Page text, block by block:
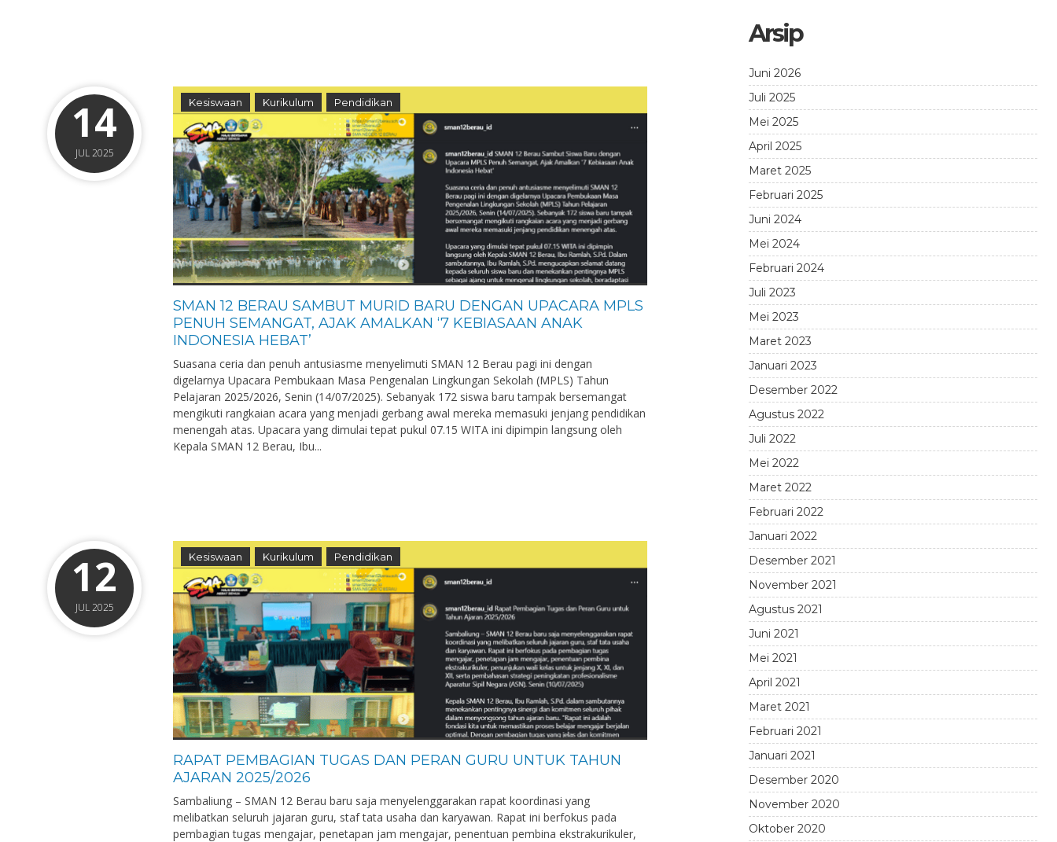
14
JUL 2025
Kesiswaan Kurikulum Pendidikan
SMAN 12 BERAU SAMBUT MURID BARU DENGAN UPACARA MPLS
PENUH SEMANGAT, AJAK AMALKAN ‘7 KEBIASAAN ANAK
INDONESIA HEBAT’
Suasana ceria dan penuh antusiasme menyelimuti SMAN 12 Berau pagi ini dengan
digelarnya Upacara Pembukaan Masa Pengenalan Lingkungan Sekolah (MPLS) Tahun
Pelajaran 2025/2026, Senin (14/07/2025). Sebanyak 172 siswa baru tampak bersemangat
mengikuti rangkaian acara yang menjadi gerbang awal mereka memasuki jenjang pendidikan
menengah atas. Upacara yang dimulai tepat pukul 07.15 WITA ini dipimpin langsung oleh
Kepala SMAN 12 Berau, Ibu...
12
JUL 2025
Kesiswaan Kurikulum Pendidikan
RAPAT PEMBAGIAN TUGAS DAN PERAN GURU UNTUK TAHUN
AJARAN 2025/2026
Sambaliung – SMAN 12 Berau baru saja menyelenggarakan rapat koordinasi yang
melibatkan seluruh jajaran guru, staf tata usaha dan karyawan. Rapat ini berfokus pada
pembagian tugas mengajar, penetapan jam mengajar, penentuan pembina ekstrakurikuler,
Arsip
Juni 2026
Juli 2025
Mei 2025
April 2025
Maret 2025
Februari 2025
Juni 2024
Mei 2024
Februari 2024
Juli 2023
Mei 2023
Maret 2023
Januari 2023
Desember 2022
Agustus 2022
Juli 2022
Mei 2022
Maret 2022
Februari 2022
Januari 2022
Desember 2021
November 2021
Agustus 2021
Juni 2021
Mei 2021
April 2021
Maret 2021
Februari 2021
Januari 2021
Desember 2020
November 2020
Oktober 2020